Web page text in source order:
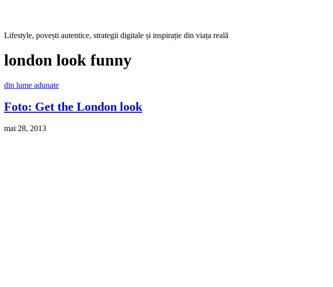
Lifestyle, povești autentice, strategii digitale și inspirație din viața reală
london look funny
din lume adunate
Foto: Get the London look
mai 28, 2013